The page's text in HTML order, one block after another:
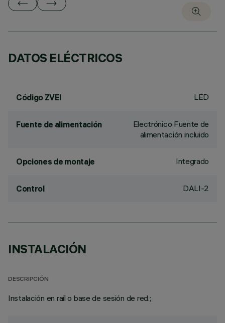
DATOS ELÉCTRICOS
Código ZVEI LED
Fuente de alimentación
Electrónico Fuente de
alimentación incluido
Opciones de montaje Integrado
Control DALI-2
INSTALACIÓN
DESCRIPCIÓN
Instalación en raíl o base de sesión de red.;